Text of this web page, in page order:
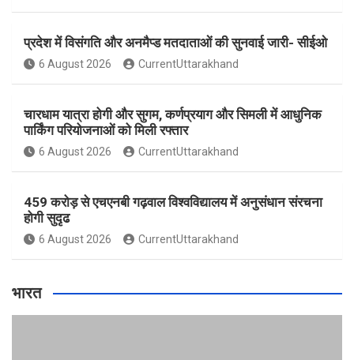
प्रदेश में विसंगति और अनमैप्ड मतदाताओं की सुनवाई जारी- सीईओ
6 August 2026 CurrentUttarakhand
चारधाम यात्रा होगी और सुगम, कर्णप्रयाग और सिमली में आधुनिक
पार्किंग परियोजनाओं को मिली रफ्तार
6 August 2026 CurrentUttarakhand
459 करोड़ से एचएनबी गढ़वाल विश्वविद्यालय में अनुसंधान संरचना
होगी सुदृढ
6 August 2026 CurrentUttarakhand
भारत